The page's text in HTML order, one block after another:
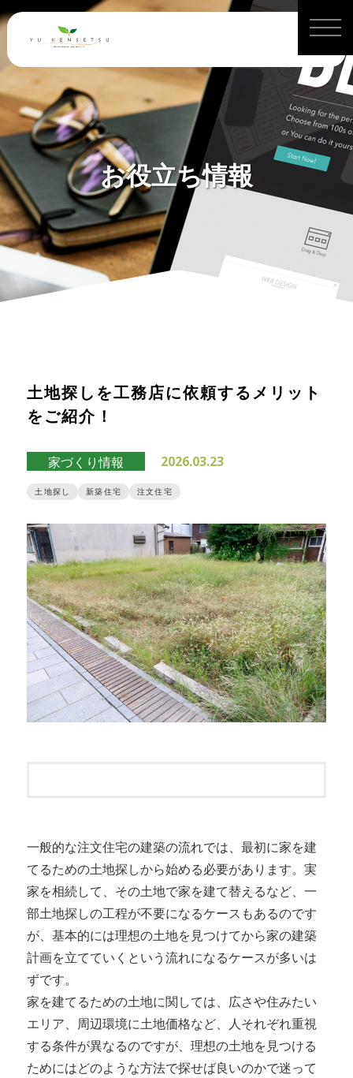
お役立ち情報
土地探しを工務店に依頼するメリット
をご紹介！
家づくり情報 2026.03.23
土地探し 新築住宅 注文住宅
一般的な注文住宅の建築の流れでは、最初に家を建
てるための土地探しから始める必要があります。実
家を相続して、その土地で家を建て替えるなど、一
部土地探しの工程が不要になるケースもあるのです
が、基本的には理想の土地を見つけてから家の建築
計画を立てていくという流れになるケースが多いは
ずです。
家を建てるための土地に関しては、広さや住みたい
エリア、周辺環境に土地価格など、人それぞれ重視
する条件が異なるのですが、理想の土地を見つける
ためにはどのような方法で探せば良いのかで迷って